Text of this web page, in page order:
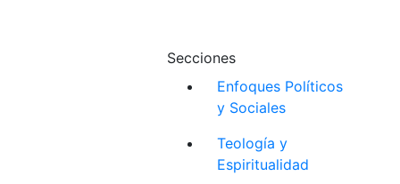
Secciones
Enfoques Políticos
y Sociales
Teología y
Espiritualidad